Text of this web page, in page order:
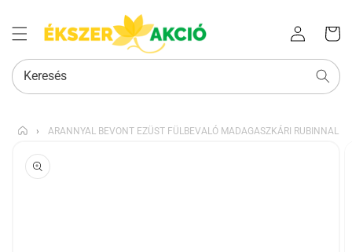
Bejelentkezés
kosara
Keresés
› ARANNYAL BEVONT EZÜST FÜLBEVALÓ MADAGASZKÁRI RUBINNAL
UGRÁS A
TERMÉKADATOKRA